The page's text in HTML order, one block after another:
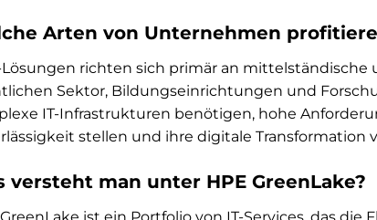
Arten von Unternehmen
Lösungen richten sich primär an
Sektor, Bildungseinrichtungen und
IT-Infrastrukturen benötigen, hohe
stellen und ihre digitale Transformation
versteht man unter HPE GreenLake?